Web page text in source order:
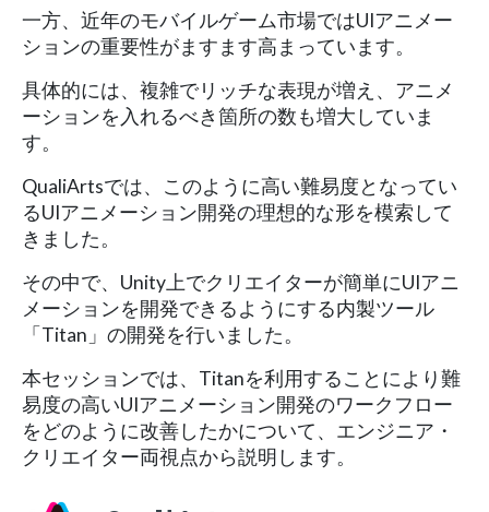
一方、近年のモバイルゲーム市場ではUIアニメー
ションの重要性がますます高まっています。
具体的には、複雑でリッチな表現が増え、アニメ
ーションを入れるべき箇所の数も増大していま
す。
QualiArtsでは、このように高い難易度となってい
るUIアニメーション開発の理想的な形を模索して
きました。
その中で、Unity上でクリエイターが簡単にUIアニ
メーションを開発できるようにする内製ツール
「Titan」の開発を行いました。
本セッションでは、Titanを利用することにより難
易度の高いUIアニメーション開発のワークフロー
をどのように改善したかについて、エンジニア・
クリエイター両視点から説明します。